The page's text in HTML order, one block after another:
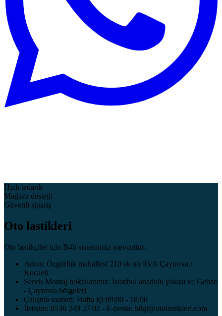
Hızlı tedarik
Mağaza desteği
Güvenli sipariş
Oto lastikleri
Oto lastikçiler için B4b sistemimiz mevcuttur..
Adres: Özgürlük mahallesi 210 sk no 95/A Çayırova /
Kocaeli
Servis Montaj noktalarımız: İstanbul anadolu yakası ve Gebze
- Çayırova bölgeleri
Çalışma saatleri: Hafta içi 09:00 - 18:00
İletişim: 0536 249 27 02 - E-posta: bilgi@otolastikleri.com